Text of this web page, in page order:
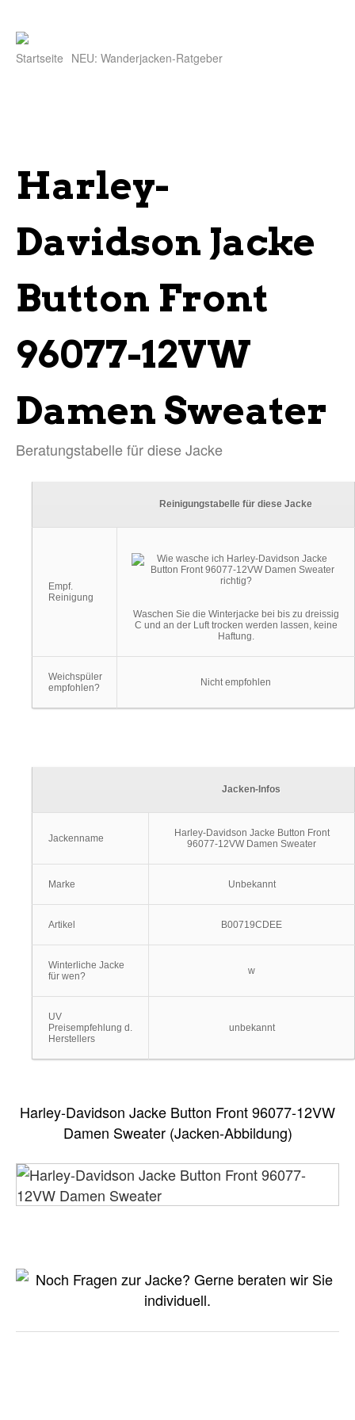
Startseite NEU: Wanderjacken-Ratgeber
Harley-
Davidson Jacke
Button Front
96077-12VW
Damen Sweater
Beratungstabelle für diese Jacke
Reinigungstabelle für diese Jacke
Empf.
Reinigung
Waschen Sie die Winterjacke bei bis zu dreissig
C und an der Luft trocken werden lassen, keine
Haftung.
Weichspüler
empfohlen?
Nicht empfohlen
Jacken-Infos
Jackenname
Harley-Davidson Jacke Button Front
96077-12VW Damen Sweater
Marke Unbekannt
Artikel B00719CDEE
Winterliche Jacke
für wen?
w
UV
Preisempfehlung d.
Herstellers
unbekannt
Harley-Davidson Jacke Button Front 96077-12VW
Damen Sweater (Jacken-Abbildung)